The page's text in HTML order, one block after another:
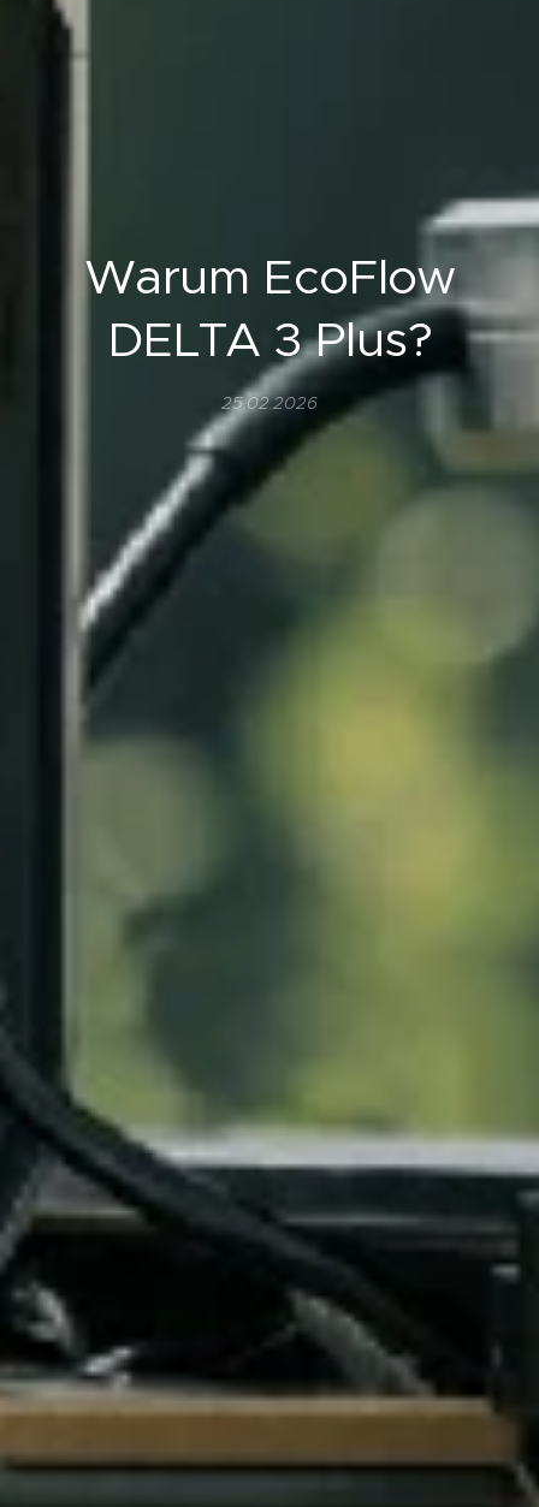
Warum EcoFlow
DELTA 3 Plus?
25.02.2026